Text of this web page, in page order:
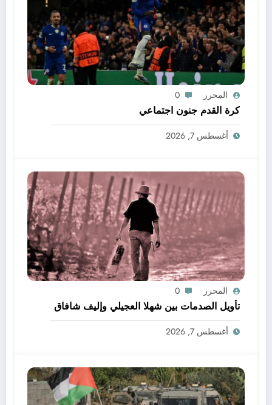
المحرر 0
كرة القدم جنون اجتماعي
أغسطس 7, 2026
المحرر 0
تأويل الصدمات بين شهلا العجيلي وإليف شافاق
أغسطس 7, 2026